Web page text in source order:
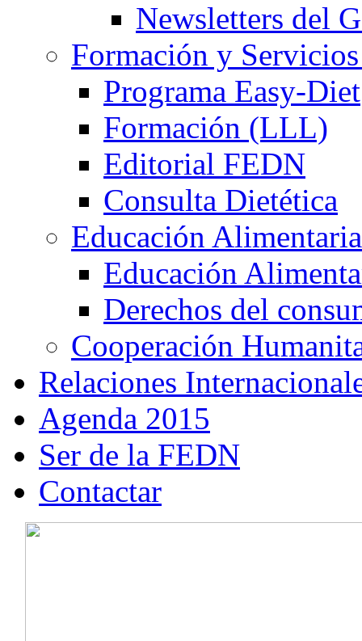
Newsletters del
Formación y
Programa Easy-Diet
Formación (LLL)
Editorial FEDN
Consulta Dietética
Educación Alimentaria
Educación
Derechos del
Cooperación
Relaciones
Agenda 2015
Ser de la FEDN
Contactar